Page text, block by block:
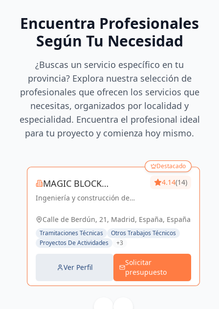
Encuentra Profesionales
Según Tu Necesidad
¿Buscas un servicio específico en tu
provincia? Explora nuestra selección de
profesionales que ofrecen los servicios que
necesitas, organizados por localidad y
especialidad. Encuentra el profesional ideal
para tu proyecto y comienza hoy mismo.
Destacado
MAGIC BLOCK
ENGINEERS
Ingeniería y construcción de
en Madrid y Sevilla La Nueva.
4.14(14)
Calle de Berdún, 21, Madrid, España, España
Tramitaciones Técnicas
Otros Trabajos Técnicos
Proyectos De Actividades
+3
Ver Perfil
Solicitar
presupuesto